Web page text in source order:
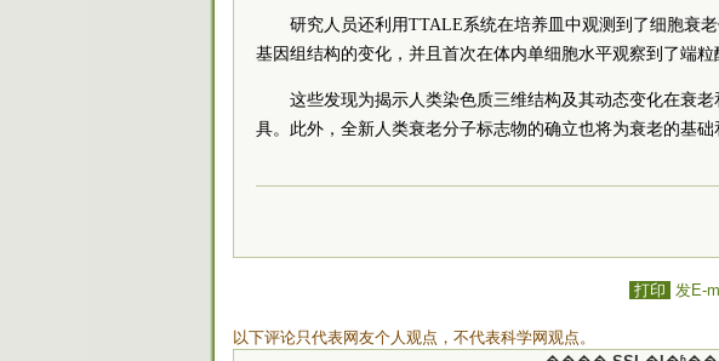
研究人员还利用TTALE系统在培养皿中观测到了细胞衰
基因组结构的变化，并且首次在体内单细胞水平观察到了端粒
这些发现为揭示人类染色质三维结构及其动态变化在衰
具。此外，全新人类衰老分子标志物的确立也将为衰老的基础
打印 发E-
以下评论只代表网友个人观点，不代表科学网观点。